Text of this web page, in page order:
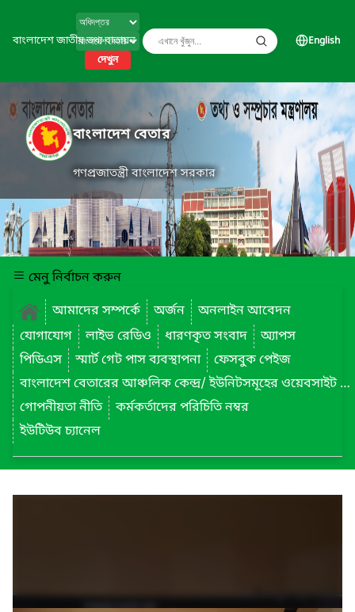
বাংলাদেশ জাতীয় তথ্য বাতায়ন
দেখুন
English
বাংলাদেশ বেতার
গণপ্রজাতন্ত্রী বাংলাদেশ সরকার
মেনু নির্বাচন করুন
আমাদের সম্পর্কে
অর্জন
অনলাইন আবেদন
যোগাযোগ
লাইভ রেডিও ধারণকৃত সংবাদ
অ্যাপস
পিডিএস
স্মার্ট গেট পাস ব্যবস্থাপনা
ফেসবুক পেইজ
বাংলাদেশ বেতারের আঞ্চলিক কেন্দ্র/ ইউনিটসমূহের ওয়েবসাইট লিংক
গোপনীয়তা নীতি
কর্মকর্তাদের পরিচিতি নম্বর
ইউটিউব চ্যানেল